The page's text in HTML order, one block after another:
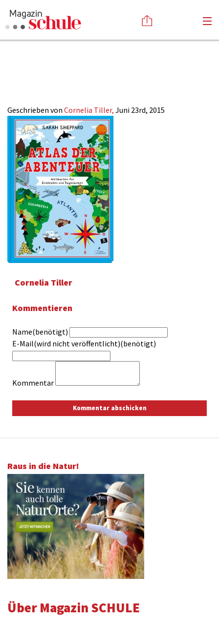
Mediadaten
Kontakt
Impressum
Anmelden
Geschrieben von Cornelia Tiller, Juni 23rd, 2015
Cornelia Tiller
Kommentieren
Name(benötigt)
E-Mail(wird nicht veröffentlicht)(benötigt)
Kommentar
Raus in die Natur!
Über Magazin SCHULE